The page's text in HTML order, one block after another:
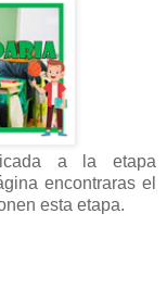
a la etapa
encontraras el
esta etapa.